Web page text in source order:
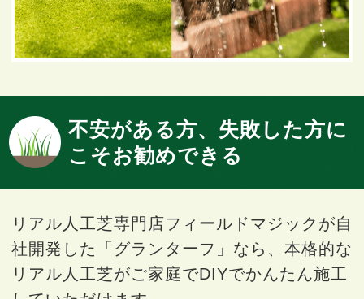
不安がある方、失敗した方に
こそお勧めできる
リアル人工芝専門店フィールドマジックが自
社開発した「グランターフ」なら、本格的な
リアル人工芝がご家庭でDIYでかんたん施工